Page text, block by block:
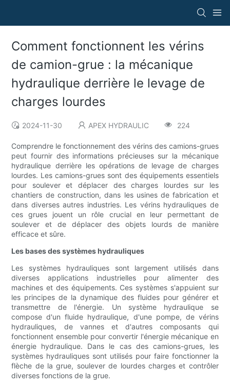
Comment fonctionnent les vérins
de camion-grue : la mécanique
hydraulique derrière le levage de
charges lourdes
2024-11-30 APEX HYDRAULIC 224
Comprendre le fonctionnement des vérins des camions-grues
peut fournir des informations précieuses sur la mécanique
hydraulique derrière les opérations de levage de charges
lourdes. Les camions-grues sont des équipements essentiels
pour soulever et déplacer des charges lourdes sur les
chantiers de construction, dans les usines de fabrication et
dans diverses autres industries. Les vérins hydrauliques de
ces grues jouent un rôle crucial en leur permettant de
soulever et de déplacer des objets lourds de manière
efficace et sûre.
Les bases des systèmes hydrauliques
Les systèmes hydrauliques sont largement utilisés dans
diverses applications industrielles pour alimenter des
machines et des équipements. Ces systèmes s'appuient sur
les principes de la dynamique des fluides pour générer et
transmettre de l'énergie. Un système hydraulique se
compose d'un fluide hydraulique, d'une pompe, de vérins
hydrauliques, de vannes et d'autres composants qui
fonctionnent ensemble pour convertir l'énergie mécanique en
énergie hydraulique. Dans le cas des camions-grues, les
systèmes hydrauliques sont utilisés pour faire fonctionner la
flèche de la grue, soulever de lourdes charges et contrôler
diverses fonctions de la grue.